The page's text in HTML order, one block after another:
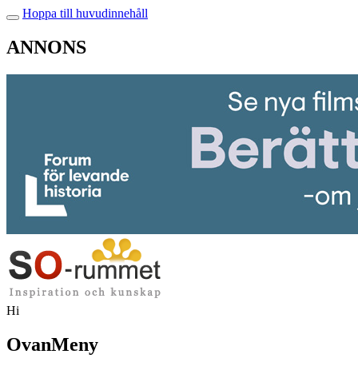
Hoppa till huvudinnehåll
ANNONS
Hi
OvanMeny